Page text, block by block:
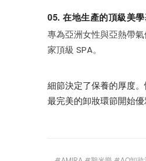
05. 在地生產的頂級美
專為亞洲女性與亞熱帶
家頂級 SPA。
細節決定了保養的厚度
最完美的卸妝環節開始優